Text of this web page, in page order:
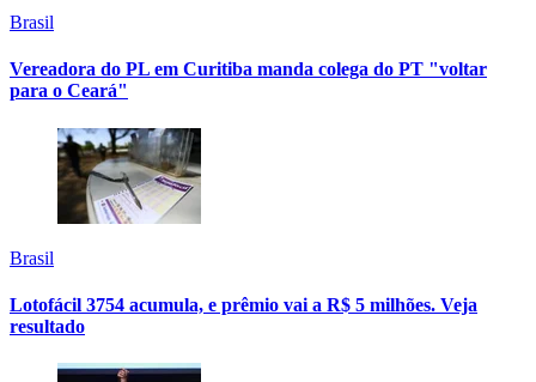
Brasil
Vereadora do PL em Curitiba manda colega do PT "voltar
para o Ceará"
Brasil
Lotofácil 3754 acumula, e prêmio vai a R$ 5 milhões. Veja
resultado